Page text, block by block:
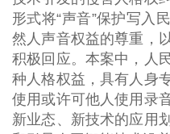
形式将“声音”保护写入
然人声音权益的尊重，
积极回应。本案中，人
种人格权益，具有人身
使用或许可他人使用录
新业态、新技术的应用